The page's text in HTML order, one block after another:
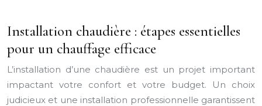
Installation chaudière : étapes essentielles
pour un chauffage efficace
L’installation d’une chaudière est un projet important
impactant votre confort et votre budget. Un choix
judicieux et une installation professionnelle garantissent